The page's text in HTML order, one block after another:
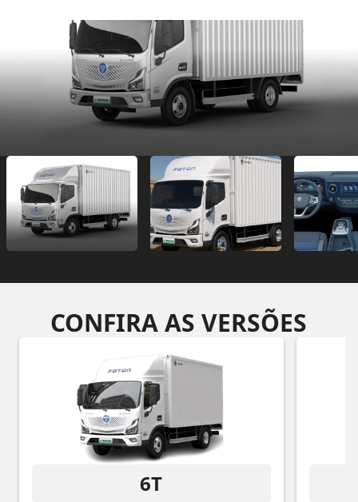
CONFIRA AS VERSÕES
6T